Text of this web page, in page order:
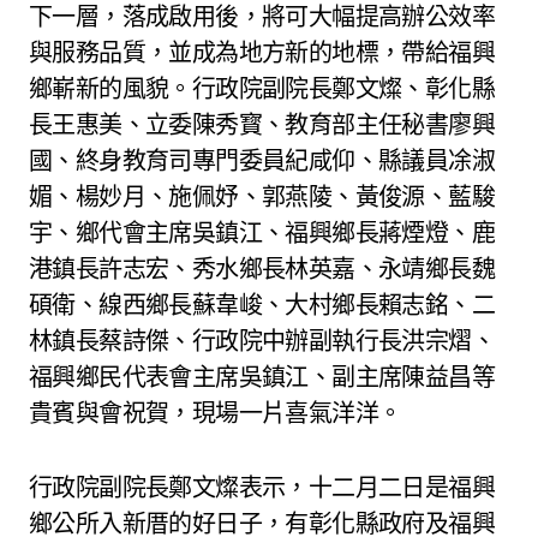
下一層，落成啟用後，將可大幅提高辦公效率
與服務品質，並成為地方新的地標，帶給福興
鄉嶄新的風貌。行政院副院長鄭文燦、彰化縣
長王惠美、立委陳秀寳、教育部主任秘書廖興
國、終身教育司專門委員紀咸仰、縣議員凃淑
媚、楊妙月、施佩妤、郭燕陵、黃俊源、藍駿
宇、鄉代會主席吳鎮江、福興鄉長蔣煙燈、鹿
港鎮長許志宏、秀水鄉長林英嘉、永靖鄉長魏
碩衛、線西鄉長蘇韋峻、大村鄉長賴志銘、二
林鎮長蔡詩傑、行政院中辦副執行長洪宗熠、
福興鄉民代表會主席吳鎮江、副主席陳益昌等
貴賓與會祝賀，現場一片喜氣洋洋。
行政院副院長鄭文燦表示，十二月二日是福興
鄉公所入新厝的好日子，有彰化縣政府及福興